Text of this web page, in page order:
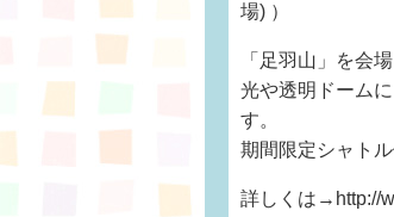
場) ）
「足羽山」を会
光や透明ドーム
す。
期間限定シャト
詳しくは→http://